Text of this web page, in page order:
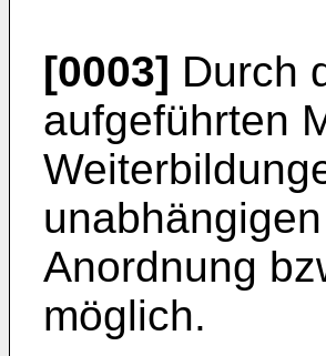
[0003] Durch
aufgeführten
Anordnung
möglich.